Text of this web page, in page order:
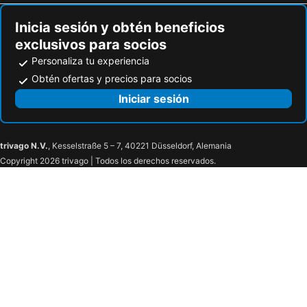
Canto da Canoa
Paraiso Paradisiaco
Hotel La Brise
Pousada Miramar
Casa grande em Arraial do Cabo
Mirante da Prainha Pousada
Varandas ao Mar
Pousada Cambucá de Cabo Frio
Ed. Solar Das Caravelas
Inicia sesión y obtén beneficios
exclusivos para socios
Personaliza tu experiencia
Obtén ofertas y precios para socios
Iniciar sesión
trivago N.V., Kesselstraße 5 – 7, 40221 Düsseldorf, Alemania
Copyright 2026 trivago | Todos los derechos reservados.